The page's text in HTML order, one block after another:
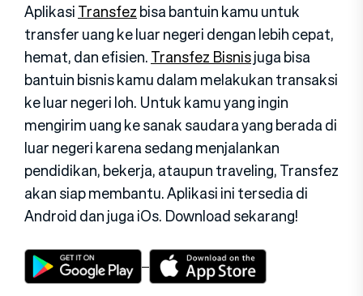
AplikasiTransfezbisa bantuin kamu untuk
transfer uang ke luar negeri dengan lebih cepat,
hemat, dan efisien.Transfez Bisnisjuga bisa
bantuin bisnis kamu dalam melakukan transaksi
ke luar negeri loh. Untuk kamu yang ingin
mengirim uang ke sanak saudara yang berada di
luar negeri karena sedang menjalankan
pendidikan, bekerja, ataupun traveling, Transfez
akan siap membantu. Aplikasi ini tersedia di
Android dan juga iOs. Download sekarang!